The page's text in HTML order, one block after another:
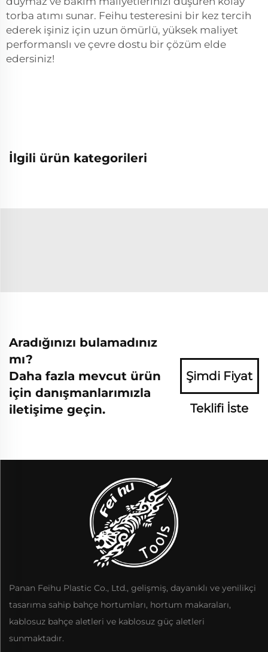
torba atımı sunar. Feihu testeresini bir kez tercih
ederek işiniz için uzun ömürlü, yüksek maliyet
performanslı ve çevre dostu bir çözüm elde
edersiniz!
İlgili ürün kategorileri
Aradığınızı bulamadınız
mı?
Daha fazla mevcut ürün
için danışmanlarımızla
iletişime geçin.
Şimdi Fiyat
Teklifi İste
Panan Feihu Plastic Co., Ltd., gelişmiş, dayanıklı ve yenilikçi
tasarıma sahip bahçe hortumları, hortum makaraları,
kablosuz bahçe aletleri ve kablosuz güç aletleri
sunmaktadır.